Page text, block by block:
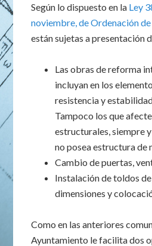
Según lo dispuesto en la Ley
noviembre, de Ordenación
están sujetas a presentación
Las obras de reforma
incluyan en los
resistencia y
Tampoco los que
estructurales, siempre
no posea estructura de
Cambio de puertas,
Instalación de toldos
dimensiones y
Como en las anteriores
Ayuntamiento le facilita dos